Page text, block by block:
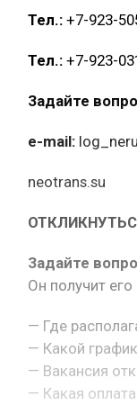
Тел.: +7-923-
Тел.: +7-923-
Задайте
e-mail:
neotrans.su
Задайте
Он получит
— Где
— Какой
— Вакансия
— Какая